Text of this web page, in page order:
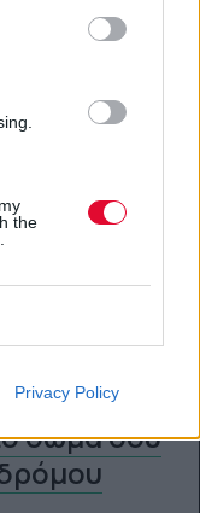
the
Privacy Policy
σώμα σου